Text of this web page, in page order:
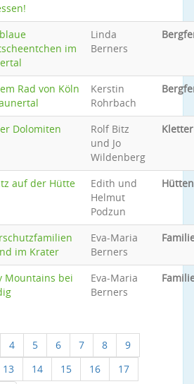
im
Linda
Berners
Rad von Köln
Kerstin
Rohrbach
Dolomiten
Rolf Bitz
und Jo
Wildenberg
auf der Hütte
Edith und
Helmut
Podzun
im Krater
Eva-Maria
Berners
Mountains bei
Eva-Maria
Berners
4 5 6 7 8
9
13 14 15 16 17